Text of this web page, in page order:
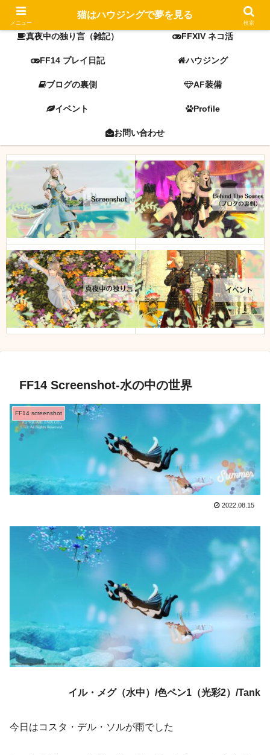
FF14 screenshot ミラプリ
真夜中の独り言（雑記） FFXIV ネコ活
FF14 プレイ日記 ハウジング
ブログの裏側 AF装備
イベント Profile
お問い合わせ
FF14 Screenshot-水の中の世界
FF14 screenshot
2022.08.15
イル・メグ（水中）/色ペン1（光彩2）/Tank
今日はコスタ・デル・ソルが雨でした
メニュー
猫はハウジングで夢を見る
検索